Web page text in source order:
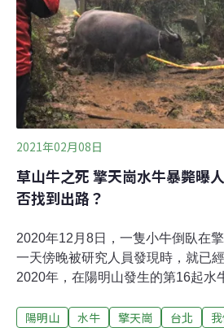
類，積極保育囉！那為什麼沒有這
亞洲水牛在台灣不是原生種，是個
外來種的定義很簡單，一個物種經
抵達原本沒有分布的地點，即是外
17世紀才開始引入，有部分是荷蘭
入，另一部分則由中國先民於16
2021年02月08日
草山牛之死 擎天崗水牛暴斃曝
否找到出路？
2020年12月8日，一隻小牛倒臥在
一天傍晚被研究人員發現時，就已
2020年，在陽明山發生的第16起水
採驗，希望釐清死因。2017年，陽
陽明山 水牛 擎天崗 台北